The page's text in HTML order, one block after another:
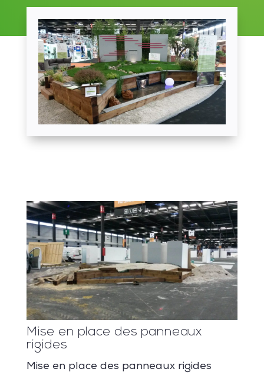
Mise en place des panneaux
rigides
Mise en place des panneaux rigides